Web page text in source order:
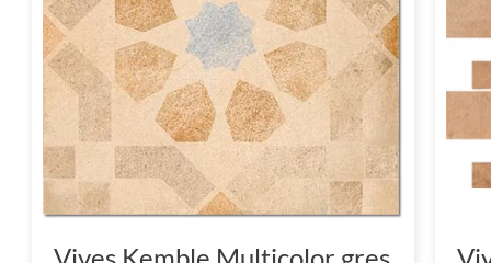
Vives Kemble Multicolor gres